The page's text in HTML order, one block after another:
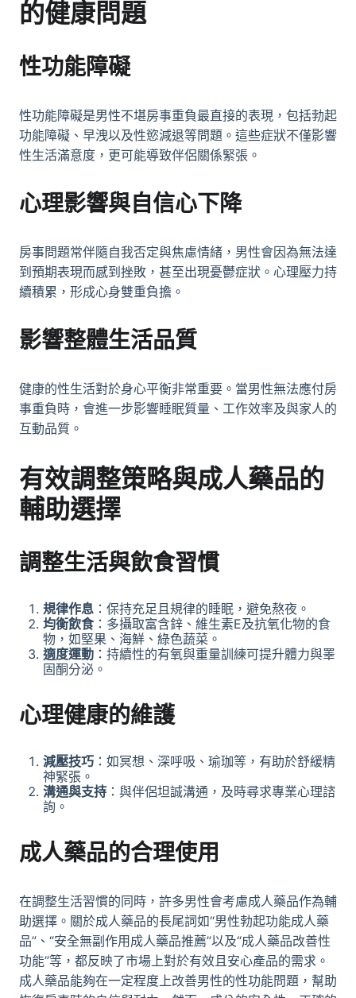
的健康問題
性功能障礙
性功能障礙是男性不堪房事重負最直接的表現，包括勃起
功能障礙、早洩以及性慾減退等問題。這些症狀不僅影響
性生活滿意度，更可能導致伴侶關係緊張。
心理影響與自信心下降
房事問題常伴隨自我否定與焦慮情緒，男性會因為無法達
到預期表現而感到挫敗，甚至出現憂鬱症狀。心理壓力持
續積累，形成心身雙重負擔。
影響整體生活品質
健康的性生活對於身心平衡非常重要。當男性無法應付房
事重負時，會進一步影響睡眠質量、工作效率及與家人的
互動品質。
有效調整策略與成人藥品的
輔助選擇
調整生活與飲食習慣
規律作息 ：保持充足且規律的睡眠，避免熬夜。
均衡飲食：多攝取富含鋅、維生素E及抗氧化物的食
物，如堅果、海鮮、綠色蔬菜。
適度運動 ：持續性的有氧與重量訓練可提升體力與睪
固酮分泌。
心理健康的維護
減壓技巧 ：如冥想、深呼吸、瑜珈等，有助於舒緩精
神緊張。
溝通與支持 ：與伴侶坦誠溝通，及時尋求專業心理諮
詢。
成人藥品的合理使用
在調整生活習慣的同時，許多男性會考慮成人藥品作為輔
助選擇。關於成人藥品的長尾詞如“男性勃起功能成人藥
品”、“安全無副作用成人藥品推薦”以及“成人藥品改善性
功能”等，都反映了市場上對於有效且安心產品的需求。
成人藥品能夠在一定程度上改善男性的性功能問題，幫助